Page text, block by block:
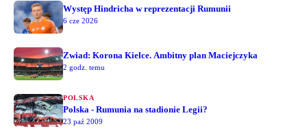
Występ Hindricha w reprezentacji Rumunii
6 cze 2026
Zwiad: Korona Kielce. Ambitny plan Maciejczyka
2 godz. temu
POLSKA
Polska - Rumunia na stadionie Legii?
23 paź 2009